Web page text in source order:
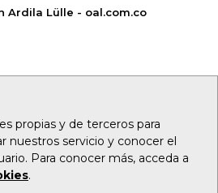
propias y de terceros para
nuestros servicio y conocer el
Para conocer más, acceda a
.
Ardila Lülle - oal.com.co